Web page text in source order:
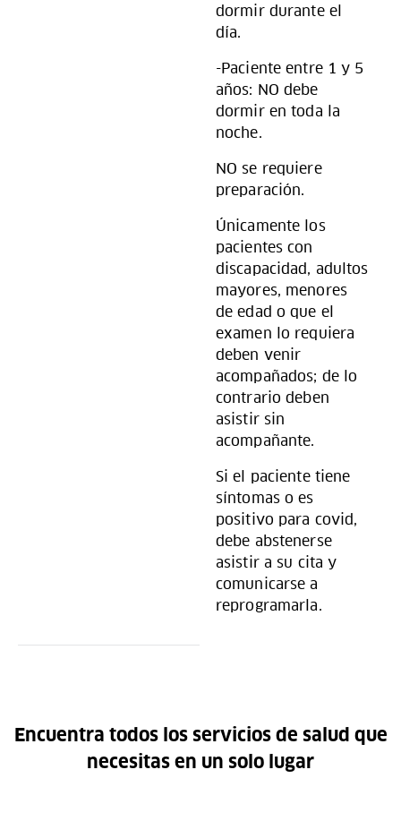
dormir durante el
día.
-Paciente entre 1 y 5
años: NO debe
dormir en toda la
noche.
NO se requiere
preparación.
Únicamente los
pacientes con
discapacidad, adultos
mayores, menores
de edad o que el
examen lo requiera
deben venir
acompañados; de lo
contrario deben
asistir sin
acompañante.
Si el paciente tiene
síntomas o es
positivo para covid,
debe abstenerse
asistir a su cita y
comunicarse a
reprogramarla.
Encuentra todos los servicios de salud que
necesitas en un solo lugar